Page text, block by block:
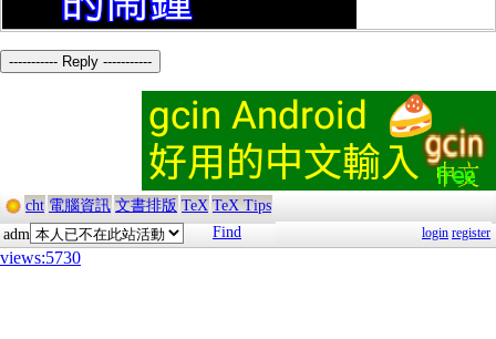
----------- Reply -----------
cht 電腦資訊 文書排版 TeX TeX Tips
adm
Find login register
views:5730